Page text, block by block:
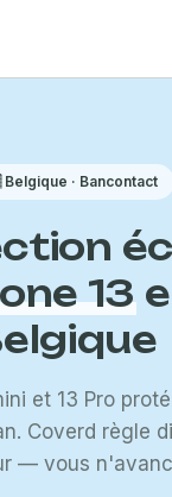
· Bancontact
13
et 13 Pro
Coverd règle
— vous